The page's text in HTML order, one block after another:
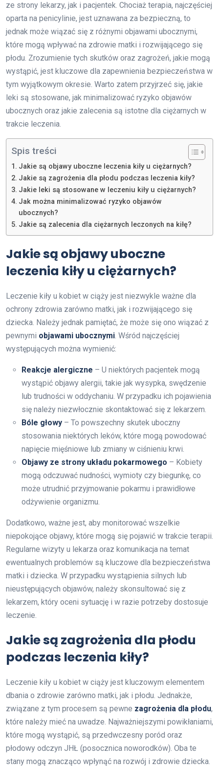
ze strony lekarzy, jak i pacjentek. Chociaż terapia, najczęściej
oparta na penicylinie, jest uznawana za bezpieczną, to
jednak może wiązać się z różnymi objawami ubocznymi,
które mogą wpływać na zdrowie matki i rozwijającego się
płodu. Zrozumienie tych skutków oraz zagrożeń, jakie mogą
wystąpić, jest kluczowe dla zapewnienia bezpieczeństwa w
tym wyjątkowym okresie. Warto zatem przyjrzeć się, jakie
leki są stosowane, jak minimalizować ryzyko objawów
ubocznych oraz jakie zalecenia są istotne dla ciężarnych w
trakcie leczenia.
Spis treści
Jakie są objawy uboczne leczenia kiły u ciężarnych?
Jakie są zagrożenia dla płodu podczas leczenia kiły?
Jakie leki są stosowane w leczeniu kiły u ciężarnych?
Jak można minimalizować ryzyko objawów
ubocznych?
Jakie są zalecenia dla ciężarnych leczonych na kiłę?
Jakie są objawy uboczne
leczenia kiły u ciężarnych?
Leczenie kiły u kobiet w ciąży jest niezwykle ważne dla
ochrony zdrowia zarówno matki, jak i rozwijającego się
dziecka. Należy jednak pamiętać, że może się ono wiązać z
pewnymi objawami ubocznymi. Wśród najczęściej
występujących można wymienić:
Reakcje alergiczne – U niektórych pacjentek mogą
wystąpić objawy alergii, takie jak wysypka, swędzenie
lub trudności w oddychaniu. W przypadku ich pojawienia
się należy niezwłocznie skontaktować się z lekarzem.
Bóle głowy – To powszechny skutek uboczny
stosowania niektórych leków, które mogą powodować
napięcie mięśniowe lub zmiany w ciśnieniu krwi.
Objawy ze strony układu pokarmowego – Kobiety
mogą odczuwać nudności, wymioty czy biegunkę, co
może utrudnić przyjmowanie pokarmu i prawidłowe
odżywienie organizmu.
Dodatkowo, ważne jest, aby monitorować wszelkie
niepokojące objawy, które mogą się pojawić w trakcie terapii.
Regularne wizyty u lekarza oraz komunikacja na temat
ewentualnych problemów są kluczowe dla bezpieczeństwa
matki i dziecka. W przypadku wystąpienia silnych lub
nieustępujących objawów, należy skonsultować się z
lekarzem, który oceni sytuację i w razie potrzeby dostosuje
leczenie.
Jakie są zagrożenia dla płodu
podczas leczenia kiły?
Leczenie kiły u kobiet w ciąży jest kluczowym elementem
dbania o zdrowie zarówno matki, jak i płodu. Jednakże,
związane z tym procesem są pewne zagrożenia dla płodu,
które należy mieć na uwadze. Najważniejszymi powikłaniami,
które mogą wystąpić, są przedwczesny poród oraz
płodowy odczyn JHŁ (posocznica noworodków). Oba te
stany mogą znacząco wpłynąć na rozwój i zdrowie dziecka.